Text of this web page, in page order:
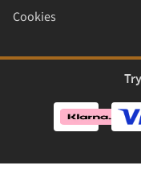
Cookies